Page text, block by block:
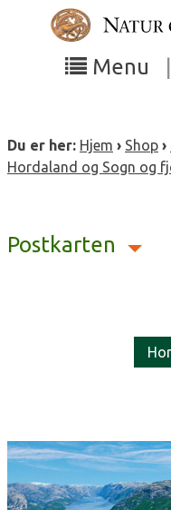
Menu
Du er her: Hjem › Shop ›
Hordaland og Sogn og
Postkarten